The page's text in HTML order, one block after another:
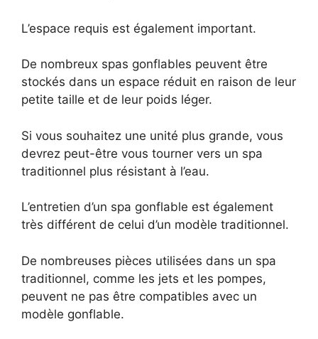
L’espace requis est également important.
De nombreux spas gonflables peuvent être
stockés dans un espace réduit en raison de leur
petite taille et de leur poids léger.
Si vous souhaitez une unité plus grande, vous
devrez peut-être vous tourner vers un spa
traditionnel plus résistant à l’eau.
L’entretien d’un spa gonflable est également
très différent de celui d’un modèle traditionnel.
De nombreuses pièces utilisées dans un spa
traditionnel, comme les jets et les pompes,
peuvent ne pas être compatibles avec un
modèle gonflable.